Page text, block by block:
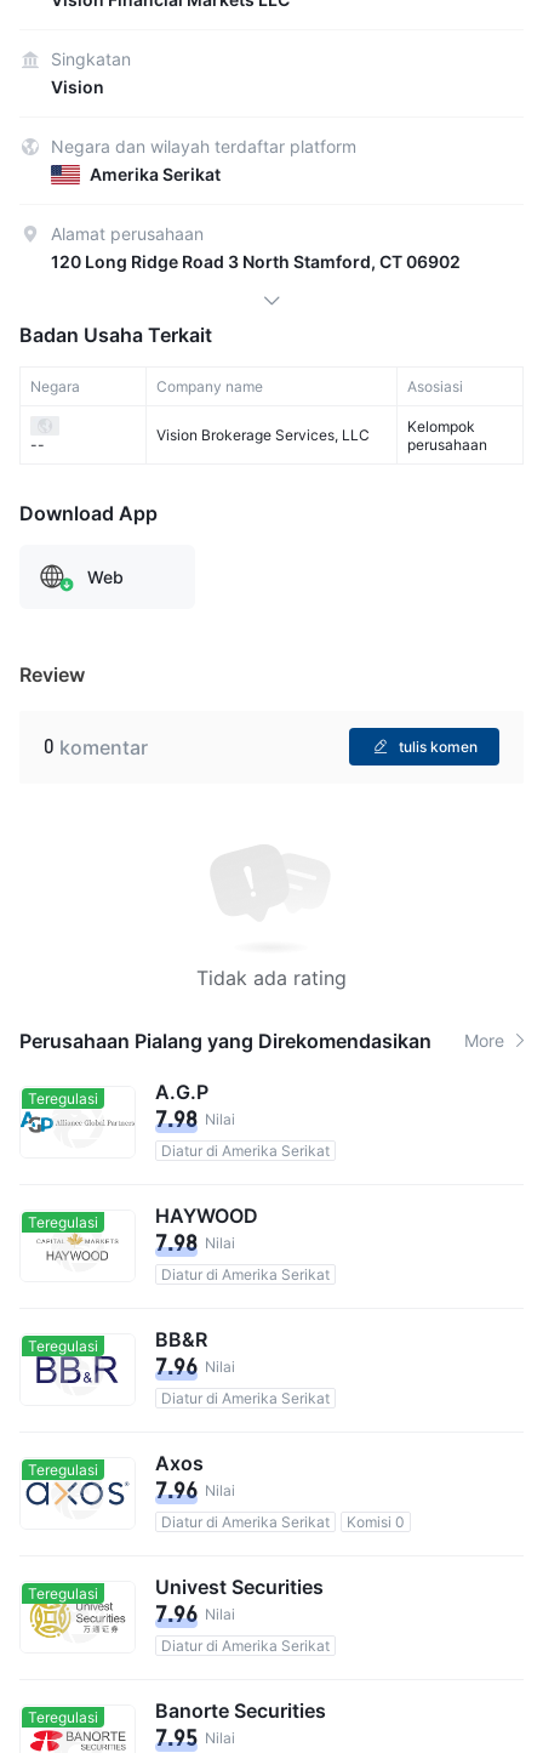
Singkatan
Vision
Negara dan wilayah terdaftar platform
Amerika Serikat
Alamat perusahaan
120 Long Ridge Road 3 North Stamford, CT 06902
Badan Usaha Terkait
Negara Company name Asosiasi
--
Vision Brokerage Services, LLC
Kelompok
perusahaan
Download App
Web
Review
0 komentar tulis komen
Tidak ada rating
Perusahaan Pialang yang Direkomendasikan More
Teregulasi A.G.P
7.98 Nilai
Diatur di Amerika Serikat
Teregulasi HAYWOOD
7.98 Nilai
Diatur di Amerika Serikat
Teregulasi BB&R
7.96 Nilai
Diatur di Amerika Serikat
Teregulasi Axos
7.96 Nilai
Diatur di Amerika Serikat
Komisi 0
Teregulasi Univest Securities
7.96 Nilai
Diatur di Amerika Serikat
Teregulasi Banorte Securities
7.95 Nilai